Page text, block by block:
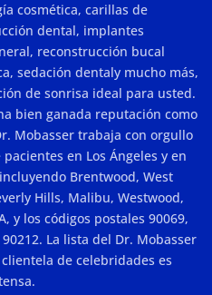
cosmética, carillas de
dental, implantes
reconstrucción bucal
, sedación dentaly mucho más,
de sonrisa ideal para usted.
bien ganada reputación como
Mobasser trabaja con orgullo
en Los Ángeles y en
Brentwood, West
Hills, Malibu, Westwood,
y los códigos postales 90069,
La lista del Dr. Mobasser
de celebridades es